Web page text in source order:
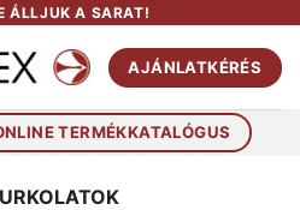
ÁLLJUK A SARAT!
AJÁNLATKÉRÉS
TERMÉKKATALÓGUS